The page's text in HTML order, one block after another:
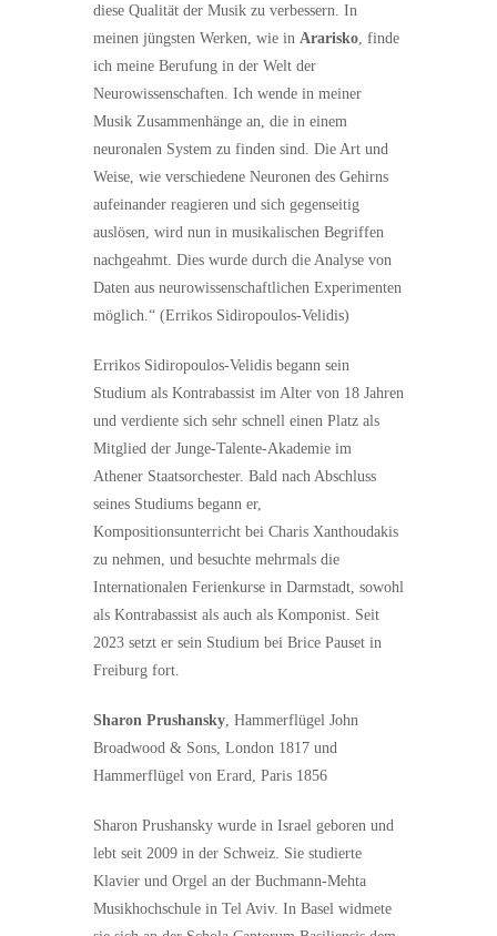
diese Qualität der Musik zu verbessern. In
meinen jüngsten Werken, wie in Ararisko , finde
ich meine Berufung in der Welt der
Neurowissenschaften. Ich wende in meiner
Musik Zusammenhänge an, die in einem
neuronalen System zu finden sind. Die Art und
Weise, wie verschiedene Neuronen des Gehirns
aufeinander reagieren und sich gegenseitig
auslösen, wird nun in musikalischen Begriffen
nachgeahmt. Dies wurde durch die Analyse von
Daten aus neurowissenschaftlichen Experimenten
möglich.“ (Errikos Sidiropoulos-Velidis)
Errikos Sidiropoulos-Velidis begann sein
Studium als Kontrabassist im Alter von 18 Jahren
und verdiente sich sehr schnell einen Platz als
Mitglied der Junge-Talente-Akademie im
Athener Staatsorchester. Bald nach Abschluss
seines Studiums begann er,
Kompositionsunterricht bei Charis Xanthoudakis
zu nehmen, und besuchte mehrmals die
Internationalen Ferienkurse in Darmstadt, sowohl
als Kontrabassist als auch als Komponist. Seit
2023 setzt er sein Studium bei Brice Pauset in
Freiburg fort.
Sharon Prushansky , Hammerflügel John
Broadwood & Sons, London 1817 und
Hammerflügel von Erard, Paris 1856
Sharon Prushansky wurde in Israel geboren und
lebt seit 2009 in der Schweiz. Sie studierte
Klavier und Orgel an der Buchmann-Mehta
Musikhochschule in Tel Aviv. In Basel widmete